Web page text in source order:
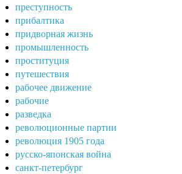
преступность
прибалтика
придворная жизнь
промышленность
проституция
путешествия
рабочее движение
рабочие
разведка
революционные партии
революция 1905 года
русско-японская война
санкт-петербург